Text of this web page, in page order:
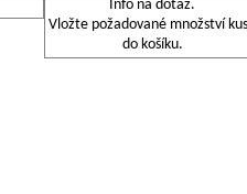
Info na dotaz.
Vložte požadované množství
do košíku.